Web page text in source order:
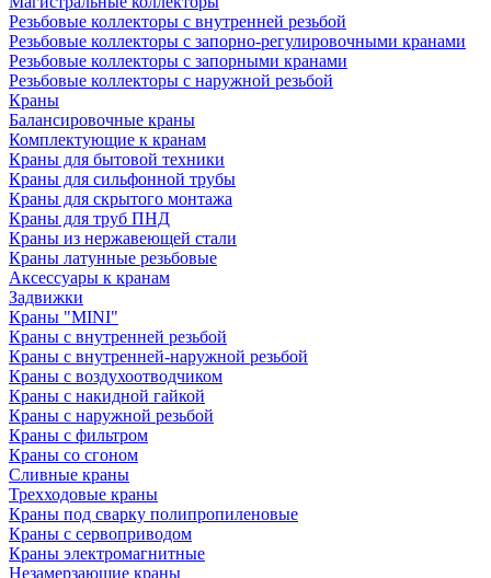
Резьбовые коллекторы с внутренней резьбой
Резьбовые коллекторы с запорно-регулировочными кранами
Резьбовые коллекторы с запорными кранами
Резьбовые коллекторы с наружной резьбой
Краны
Балансировочные краны
Комплектующие к кранам
Краны для бытовой техники
Краны для сильфонной трубы
Краны для скрытого монтажа
Краны для труб ПНД
Краны из нержавеющей стали
Краны латунные резьбовые
Аксессуары к кранам
Задвижки
Краны "MINI"
Краны с внутренней резьбой
Краны с внутренней-наружной резьбой
Краны с воздухоотводчиком
Краны с накидной гайкой
Краны с наружной резьбой
Краны с фильтром
Краны со сгоном
Сливные краны
Трехходовые краны
Краны под сварку полипропиленовые
Краны с сервоприводом
Краны электромагнитные
Незамерзающие краны